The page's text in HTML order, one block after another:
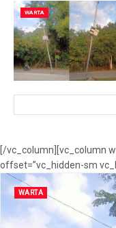
WARTA
[/vc_column][vc_column
offset=”vc_hidden-sm
WARTA